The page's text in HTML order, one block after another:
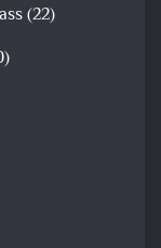
(22)